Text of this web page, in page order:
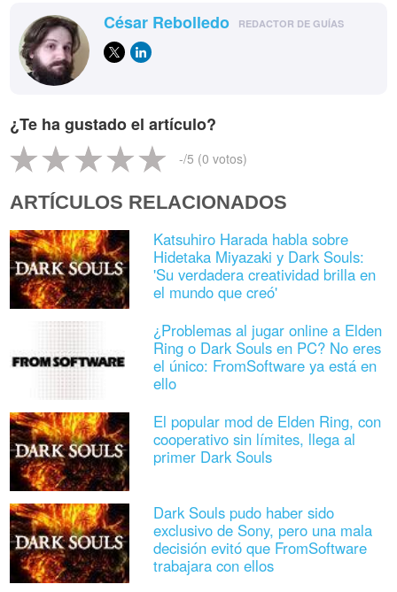
César Rebolledo REDACTOR DE GUÍAS
¿Te ha gustado el artículo?
-/5 (0 votos)
ARTÍCULOS RELACIONADOS
Katsuhiro Harada habla sobre
Hidetaka Miyazaki y Dark Souls:
'Su verdadera creatividad brilla en
el mundo que creó'
¿Problemas al jugar online a Elden
Ring o Dark Souls en PC? No eres
el único: FromSoftware ya está en
ello
El popular mod de Elden Ring, con
cooperativo sin límites, llega al
primer Dark Souls
Dark Souls pudo haber sido
exclusivo de Sony, pero una mala
decisión evitó que FromSoftware
trabajara con ellos